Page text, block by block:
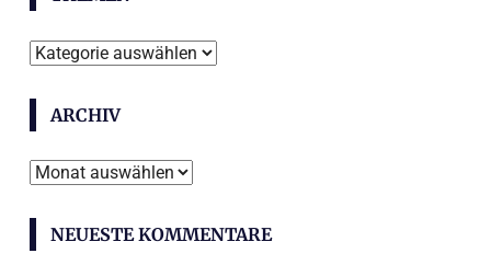
Themen
ARCHIV
Archiv
NEUESTE KOMMENTARE